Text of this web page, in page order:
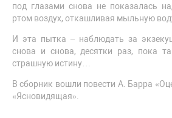
под глазами снова не показалась
ртом воздух, откашливая мыльную
И эта пытка – наблюдать за
снова и снова, десятки раз, пока
страшную истину…
В сборник вошли повести А. Барра
«Ясновидящая».